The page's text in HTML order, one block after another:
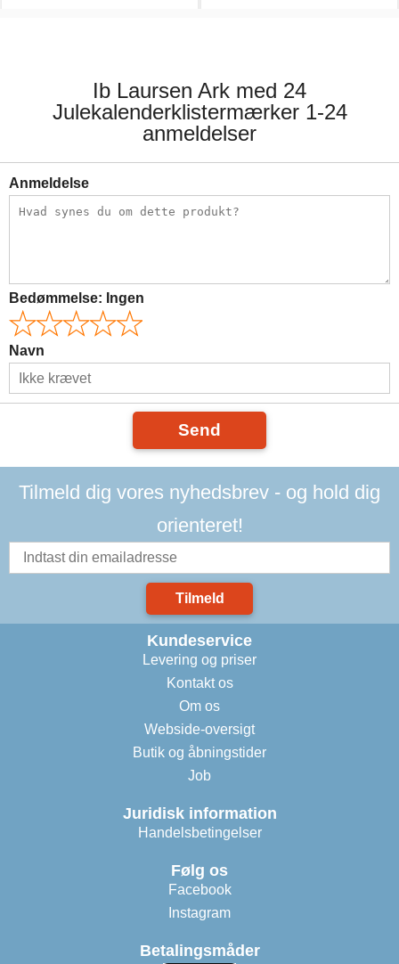
Ib Laursen Ark med 24
Julekalenderklistermærker 1-24
anmeldelser
Anmeldelse
Bedømmelse: Ingen
Navn
Send
Tilmeld dig vores nyhedsbrev - og hold dig
orienteret!
Tilmeld
Kundeservice
Levering og priser
Kontakt os
Om os
Webside-oversigt
Butik og åbningstider
Job
Juridisk information
Handelsbetingelser
Følg os
Facebook
Instagram
Betalingsmåder